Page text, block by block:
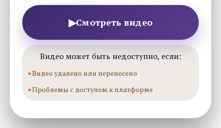
▶Смотреть видео
Видео может быть недоступно, если:
Видео удалено или перенесено
Проблемы с доступом к платформе